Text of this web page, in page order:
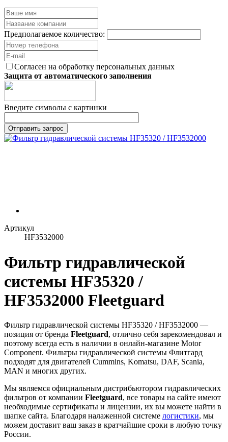
Предполагаемое количество:
Согласен на обработку персональных данных
Защита от автоматического заполнения
Введите символы с картинки
Артикул
HF3532000
Фильтр гидравлической
системы HF35320 /
HF3532000 Fleetguard
Фильтр гидравлической системы HF35320 / HF3532000 —
позиция от бренда Fleetguard, отлично себя зарекомендовал и
поэтому всегда есть в наличии в онлайн-магазине Motor
Component. Фильтры гидравлической системы Флитгард
подходят для двигателей Cummins, Komatsu, DAF, Scania,
MAN и многих других.
Мы являемся официальным дистрибьютором гидравлических
фильтров от компании Fleetguard, все товары на сайте имеют
необходимые сертификаты и лицензии, их вы можете найти в
шапке сайта. Благодаря налаженной системе логистики, мы
можем доставит ваш заказ в кратчайшие сроки в любую точку
России.